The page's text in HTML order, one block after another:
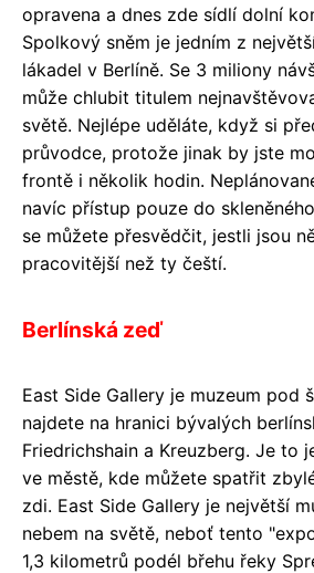
opravena a dnes zde sídlí dolní
Spolkový sněm je jedním z
lákadel v Berlíně. Se 3 miliony
může chlubit titulem
světě. Nejlépe uděláte, když si
průvodce, protože jinak by jste
frontě i několik hodin.
navíc přístup pouze do
se můžete přesvědčit, jestli jsou
pracovitější než ty čeští.
Berlínská zeď
East Side Gallery je muzeum pod
najdete na hranici bývalých
Friedrichshain a Kreuzberg. Je to
ve městě, kde můžete spatřit
zdi. East Side Gallery je největší
nebem na světě, neboť tento
1,3 kilometrů podél břehu řeky